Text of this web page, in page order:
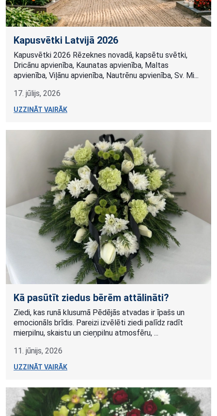
Kapusvētki Latvijā 2026
Kapusvētki 2026 Rēzeknes novadā, kapsētu svētki,
Dricānu apvienība, Kaunatas apvienība, Maltas
apvienība, Viļānu apvienība, Nautrēnu apvienība, Sv. Mi...
17. jūlijs, 2026
UZZINĀT VAIRĀK
Kā pasūtīt ziedus bērēm attālināti?
Ziedi, kas runā klusumā Pēdējās atvadas ir īpašs un
emocionāls brīdis. Pareizi izvēlēti ziedi palīdz radīt
mierpilnu, skaistu un cieņpilnu atmosfēru, ...
11. jūnijs, 2026
UZZINĀT VAIRĀK